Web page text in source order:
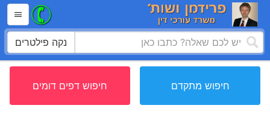
נקה פילטרים
חיפוש מתקדם חיפוש דפים דומים